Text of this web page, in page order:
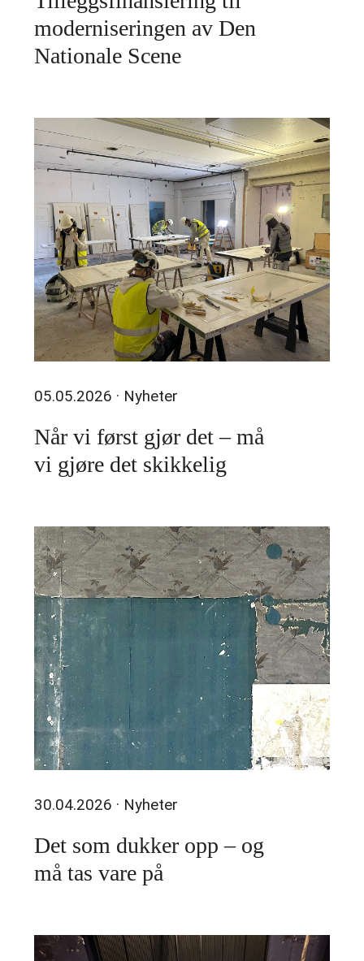
moderniseringen av Den
Nationale Scene
05.05.2026 · Nyheter
Når vi først gjør det – må
vi gjøre det skikkelig
30.04.2026 · Nyheter
Det som dukker opp – og
må tas vare på